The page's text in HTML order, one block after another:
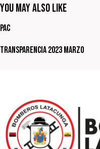
You May Also Like
PAC
Transparencia 2023 Marzo